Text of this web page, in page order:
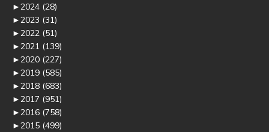
►2024 (28)
►2023 (31)
►2022 (51)
►2021 (139)
►2020 (227)
►2019 (585)
►2018 (683)
►2017 (951)
►2016 (758)
►2015 (499)